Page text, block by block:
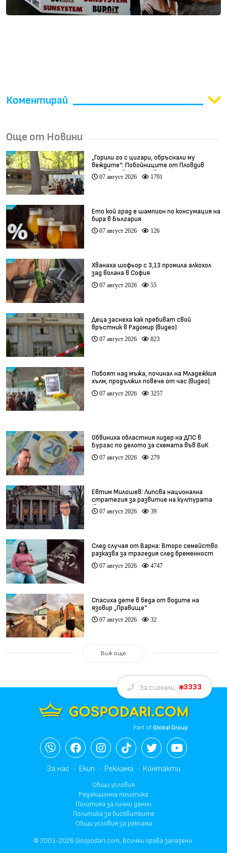
Коментирай
Още от Новини
„Горили го с цигари, обръснали му
веждите“: Побойниците от Пловдив
остават в ареста (видео)
07 август 2026 1791
Ето кой град е шампион по консумация на
бира в България
07 август 2026 126
Хванаха шофьор с 3,13 промила алкохол
зад волана в София
07 август 2026 55
Деца заснеха как пребиват свой
връстник в Радомир (видео)
07 август 2026 823
Побоят над мъжа, починал на Младежкия
хълм, продължил повече от час (видео)
07 август 2026 3257
Обвиниха областния лидер на ДПС в
Бургас по делото за схемата във ВиК
07 август 2026 279
Евтим Милошев: Липсва национална
стратегия за развитие на културата
(видео)
07 август 2026 39
След случая от Варна: Второ семейство
разказва за трагедия след бременност
при същия лекар (видео)
07 август 2026 4747
Спасиха дете в беда от водите на
язовир „Правище“
07 август 2026 32
Виж още
За сигнали: 3333
Part ofGlobal Group
За нас Екип Реклама Контакти
Общи условия
Редакционна политика
Политика за лични данни
Политика за бисквитките
Общи условия за реклама
© 2003-2026 Gospodari.com, Всички права запазени.